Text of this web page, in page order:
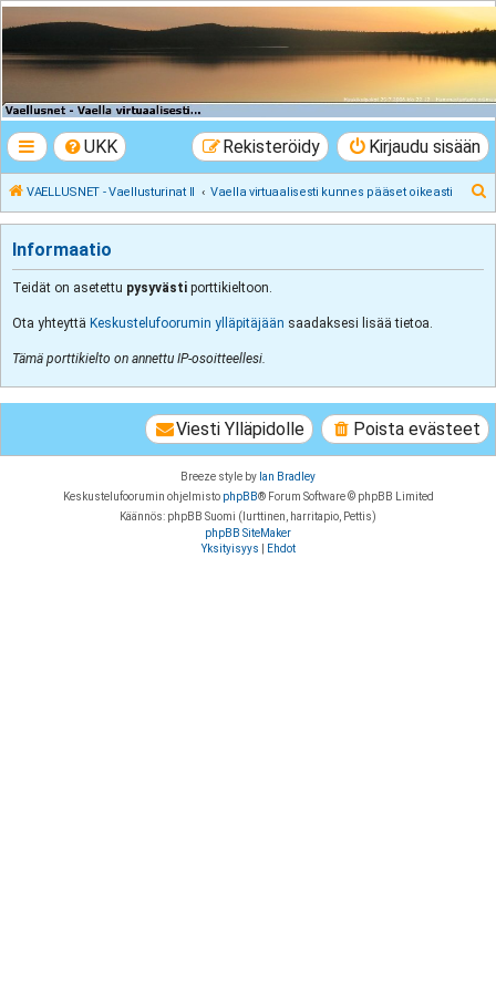
VAELLUSNET -
Vaellusturinat II
UKK Kirjaudu sisään
Rekisteröidy
VAELLUSNET - Vaellusturinat II Vaella virtuaalisesti kunnes pääset oikeasti
Informaatio
Teidät on asetettu pysyvästi porttikieltoon.
Ota yhteyttä Keskustelufoorumin ylläpitäjään saadaksesi lisää tietoa.
Tämä porttikielto on annettu IP-osoitteellesi.
Poista evästeet
Viesti Ylläpidolle
Breeze style by Ian Bradley
Keskustelufoorumin ohjelmisto phpBB® Forum Software © phpBB Limited
Käännös: phpBB Suomi (lurttinen, harritapio, Pettis)
phpBB SiteMaker
Yksityisyys
Ehdot